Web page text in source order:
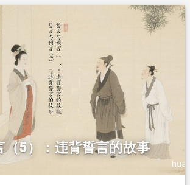
故事
皇后的眼疾
桂某背誓
（5）：违背誓言的故事